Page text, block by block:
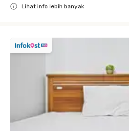
Lihat info lebih banyak